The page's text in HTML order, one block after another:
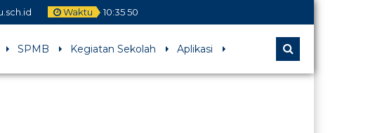
Waktu 10:35 51
SPMB Kegiatan Sekolah Aplikasi